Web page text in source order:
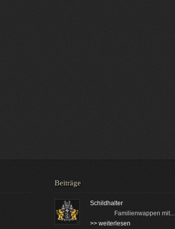
Beiträge
Schildhalter
Familienwappen mit...
>> weiterlesen